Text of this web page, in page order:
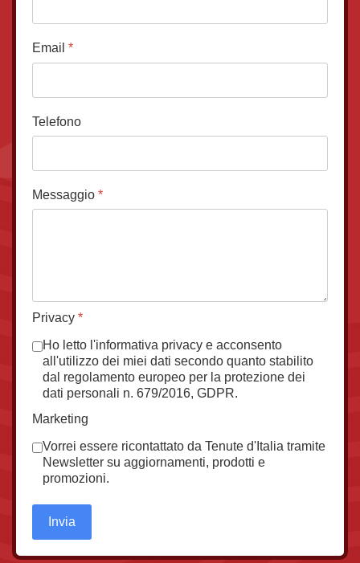
Email *
Telefono
Messaggio *
Privacy *
Ho letto l'informativa privacy e acconsento
all'utilizzo dei miei dati secondo quanto stabilito
dal regolamento europeo per la protezione dei
dati personali n. 679/2016, GDPR.
Marketing
Vorrei essere ricontattato da Tenute d'Italia tramite
Newsletter su aggiornamenti, prodotti e
promozioni.
Invia